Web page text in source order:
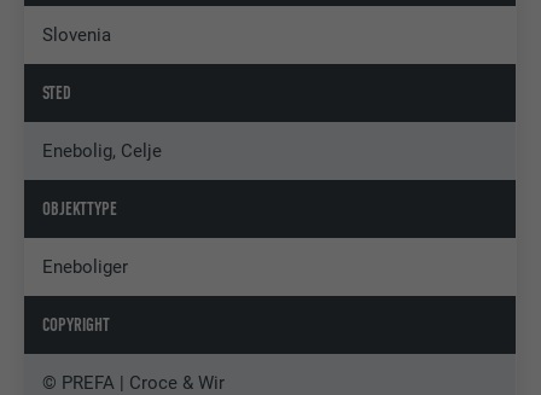
Slovenia
STED
Enebolig, Celje
OBJEKTTYPE
Eneboliger
COPYRIGHT
© PREFA | Croce & Wir